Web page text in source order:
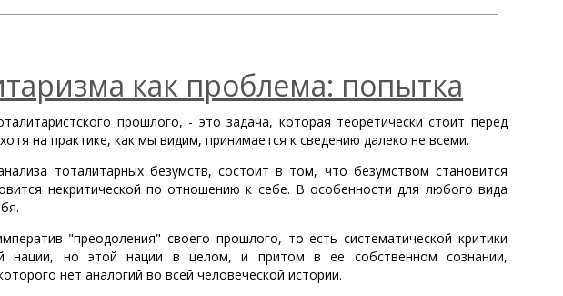
как проблема: попытка
прошлого, - это задача, которая теоретически стоит перед
на практике, как мы видим, принимается к сведению далеко не всеми.
тоталитарных безумств, состоит в том, что безумством становится
некритической по отношению к себе. В особенности для любого вида
"преодоления" своего прошлого, то есть систематической критики
нации, но этой нации в целом, и притом в ее собственном сознании,
нет аналогий во всей человеческой истории.